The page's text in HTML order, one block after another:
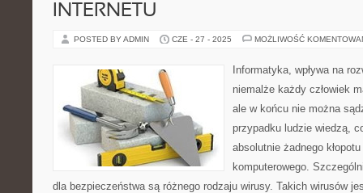
INTERNETU
POSTED BY ADMIN CZE - 27 - 2025 MOŻLIWOŚĆ
Informatyka, wpływa na
niemalże każdy człowiek
ale w końcu nie można
przypadku ludzie wiedzą,
absolutnie żadnego
komputerowego.
dla bezpieczeństwa są różnego rodzaju wirusy. Takich wirusów